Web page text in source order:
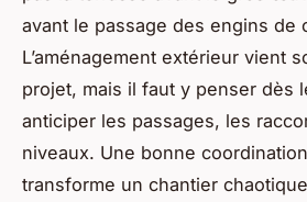
avant le passage des engins de
L’aménagement extérieur vient
projet, mais il faut y penser dès
anticiper les passages, les
niveaux. Une bonne
transforme un chantier